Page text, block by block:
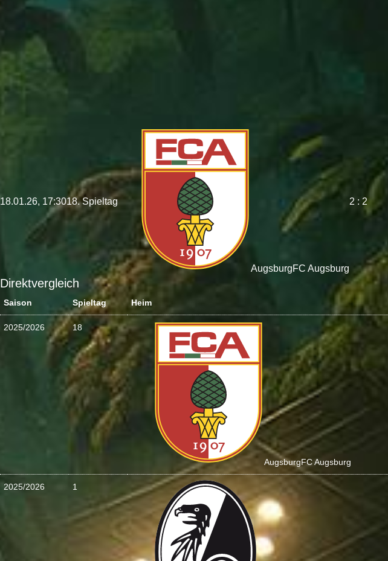
18.01.26, 17:3018. Spieltag
AugsburgFC Augsburg
2 : 2
Direktvergleich
Saison Spieltag Heim
2025/2026 18
AugsburgFC Augsburg
2025/2026 1